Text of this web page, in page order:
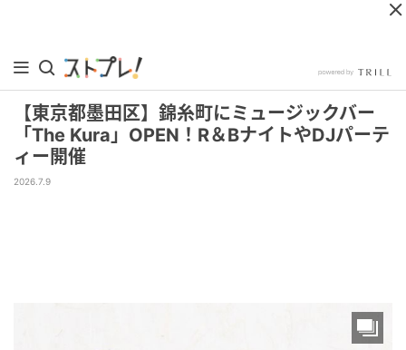
【東京都墨田区】錦糸町にミュージックバー
「The Kura」OPEN！R＆BナイトやDJパーテ
ィー開催
2026.7.9